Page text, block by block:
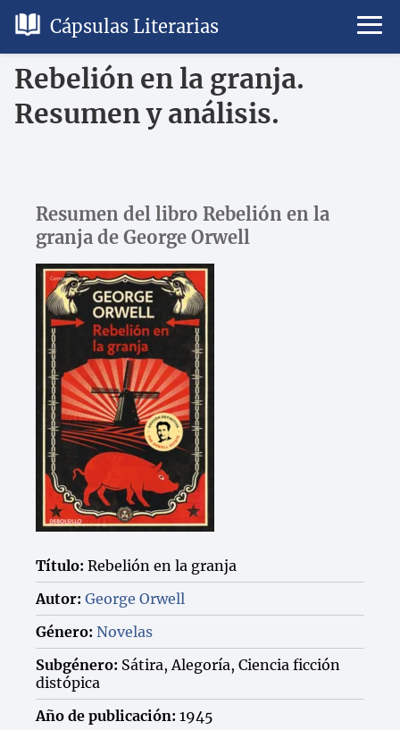
Cápsulas Literarias
Rebelión en la granja.
Resumen y análisis.
Resumen del libro Rebelión en la
granja de George Orwell
Título: Rebelión en la granja
Autor: George Orwell
Género: Novelas
Subgénero: Sátira, Alegoría, Ciencia ficción
distópica
Año de publicación: 1945